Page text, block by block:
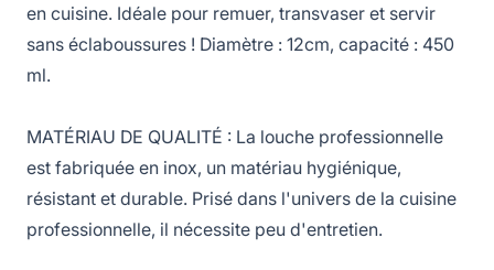
en cuisine. Idéale pour remuer, transvaser et servir
sans éclaboussures ! Diamètre : 12cm, capacité : 450
ml.
MATÉRIAU DE QUALITÉ : La louche professionnelle
est fabriquée en inox, un matériau hygiénique,
résistant et durable. Prisé dans l'univers de la cuisine
professionnelle, il nécessite peu d'entretien.